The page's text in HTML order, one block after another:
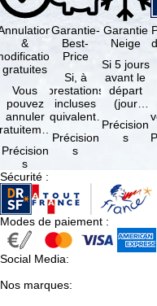
&
gratuites
Vous
pouvez
annuler
suivant
la
à …
Précision
s
Garantie-
Best-
Price
Si, à
prestations
incluses
équivalentes
réserve de
disponibilités,
Précision
s
Garantie
Neige
Si 5 jours
avant le
départ
(jour
d'arrivée),
tous les
domaines
Précision
s
Sécurité :
Modes de paiement :
Social Media:
Nos marques: